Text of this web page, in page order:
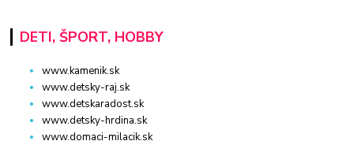
DETI, ŠPORT, HOBBY
www.kamenik.sk
www.detsky-raj.sk
www.detskaradost.sk
www.detsky-hrdina.sk
www.domaci-milacik.sk